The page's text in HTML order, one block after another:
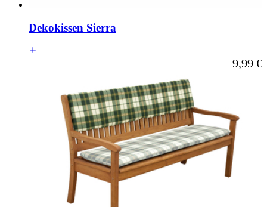
Dekokissen Sierra
Ab
9,99 €